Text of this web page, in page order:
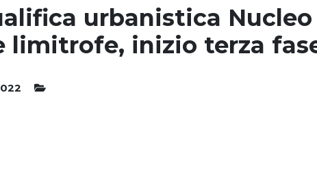
urbanistica Nucleo
limitrofe, inizio terza